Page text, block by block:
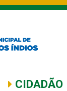
CIDADÃO